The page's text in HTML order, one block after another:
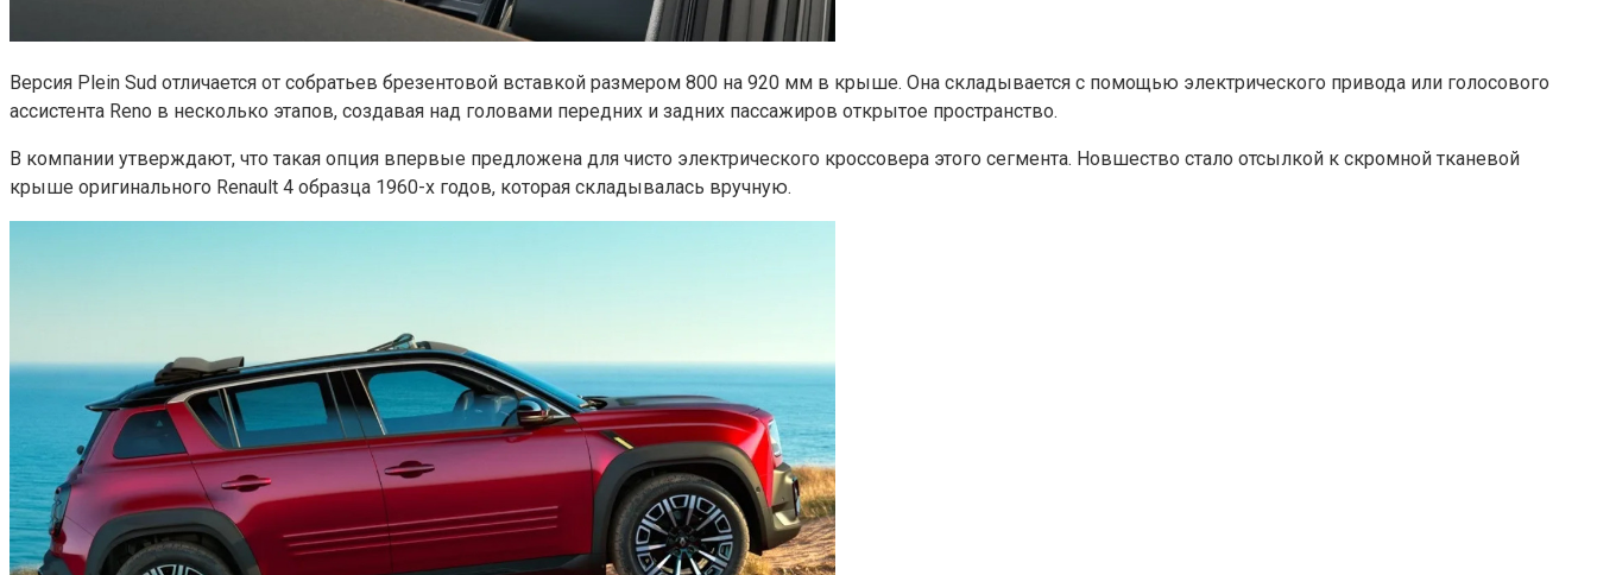
Версия Plein Sud отличается от собратьев брезентовой вставкой размером 800 на 920 мм в крыше. Она складывается с помощью электрического привода или голосового
ассистента Reno в несколько этапов, создавая над головами передних и задних пассажиров открытое пространство.
В компании утверждают, что такая опция впервые предложена для чисто электрического кроссовера этого сегмента. Новшество стало отсылкой к скромной тканевой
крыше оригинального Renault 4 образца 1960-х годов, которая складывалась вручную.